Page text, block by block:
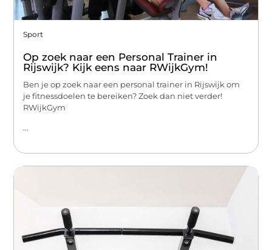
Sport
Op zoek naar een Personal Trainer in
Rijswijk? Kijk eens naar RWijkGym!
Ben je op zoek naar een personal trainer in Rijswijk om
je fitnessdoelen te bereiken? Zoek dan niet verder!
RWijkGym
...